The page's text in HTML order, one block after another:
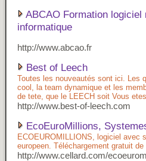
ABCAO Formation
informatique
http://www.abcao.fr
Best of Leech
Toutes les nouveautés sont ici. Les
cool, la team dynamique et les
de tete, que le LEECH soit Vous
http://www.best-of-leech.com
EcoEuroMillions,
ECOEUROMILLIONS, logiciel avec
europeen. Téléchargement gratuit
http://www.cellard.com/